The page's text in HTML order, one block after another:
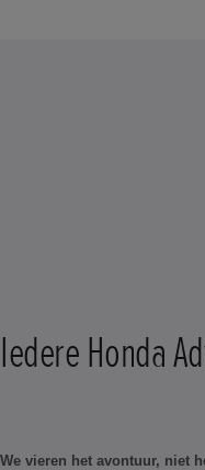
Iedere Honda
We vieren het avontuur, niet